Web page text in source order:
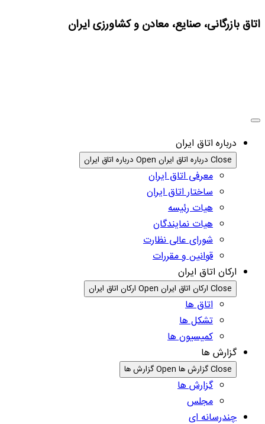
اتاق بازرگانی، صنایع، معادن و کشاورزی ایران
درباره اتاق ایران
Close درباره اتاق ایران Open درباره اتاق ایران
معرفی اتاق ایران
ساختار اتاق ایران
هیات رئیسه
هیات نمایندگان
شورای عالی نظارت
قوانین و مقررات
ارکان اتاق ایران
Close ارکان اتاق ایران Open ارکان اتاق ایران
اتاق ها
تشکل ها
کمیسیون ها
گزارش ها
Close گزارش ها Open گزارش ها
گزارش ها
مجلس
چندرسانه ای